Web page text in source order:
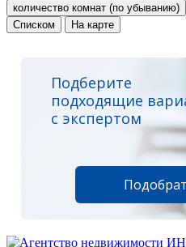
количество комнат (по убыванию)
Списком
На карте
Подберите
подходящие
с экспертом